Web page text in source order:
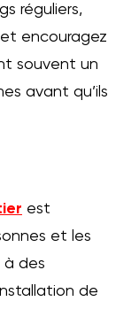
réguliers,
encouragez
souvent un
avant qu’ils
est
et les
à des
de